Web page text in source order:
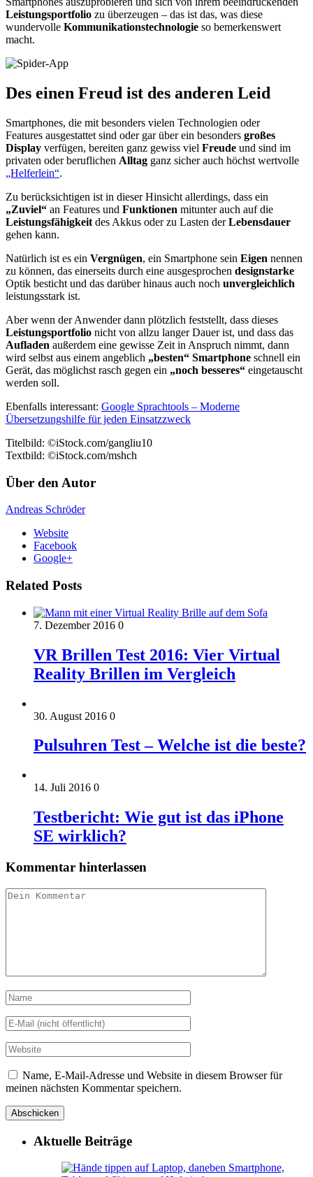
Leistungsportfolio zu überzeugen – das ist das, was diese
wundervolle Kommunikationstechnologie so bemerkenswert
macht.
Des einen Freud ist des anderen Leid
Smartphones, die mit besonders vielen Technologien oder
Features ausgestattet sind oder gar über ein besonders großes
Display verfügen, bereiten ganz gewiss viel Freude und sind im
privaten oder beruflichen Alltag ganz sicher auch höchst wertvolle
„Helferlein“.
Zu berücksichtigen ist in dieser Hinsicht allerdings, dass ein
„Zuviel“ an Features und Funktionen mitunter auch auf die
Leistungsfähigkeit des Akkus oder zu Lasten derLebensdauer
gehen kann.
Natürlich ist es ein Vergnügen, ein Smartphone sein Eigen nennen
zu können, das einerseits durch eine ausgesprochen designstarke
Optik besticht und das darüber hinaus auch noch unvergleichlich
leistungsstark ist.
Aber wenn der Anwender dann plötzlich feststellt, dass dieses
Leistungsportfolio nicht von allzu langer Dauer ist, und dass das
Aufladen außerdem eine gewisse Zeit in Anspruch nimmt, dann
wird selbst aus einem angeblich „besten“ Smartphone schnell ein
Gerät, das möglichst rasch gegen ein „noch besseres“ eingetauscht
werden soll.
Ebenfalls interessant: Google Sprachtools – Moderne
Übersetzungshilfe für jeden Einsatzzweck
Titelbild: ©iStock.com/gangliu10
Textbild: ©iStock.com/mshch
Über den Autor
Andreas Schröder
Website
Facebook
Google+
Related Posts
7. Dezember 2016 0
VR Brillen Test 2016: Vier Virtual
Reality Brillen im Vergleich
30. August 2016 0
Pulsuhren Test – Welche ist die beste?
14. Juli 2016 0
Testbericht: Wie gut ist das iPhone
SE wirklich?
Kommentar hinterlassen
Name, E-Mail-Adresse und Website in diesem Browser für
meinen nächsten Kommentar speichern.
Aktuelle Beiträge